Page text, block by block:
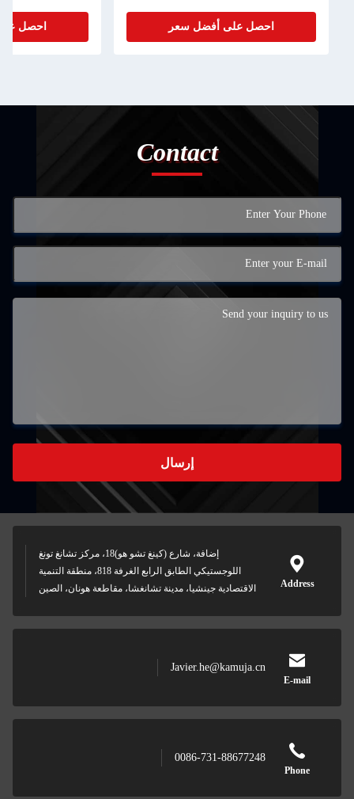
احصل على أفضل سعر احصل
Contact
إرسال
Address
إضافة، شارع (كينغ تشو هو)18، مركز تشانغ تونغ
اللوجستيكي الطابق الرابع الغرفة 818، منطقة التنمية
الاقتصادية جينشيا، مدينة تشانغشا، مقاطعة هونان، الصين
E-mail
Javier.he@kamuja.cn
Phone
0086-731-88677248